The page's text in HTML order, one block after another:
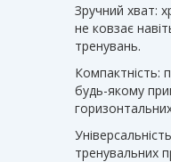
Зручний хват:
не ковзає
тренувань.
Компактність:
будь-якому
тренувальних